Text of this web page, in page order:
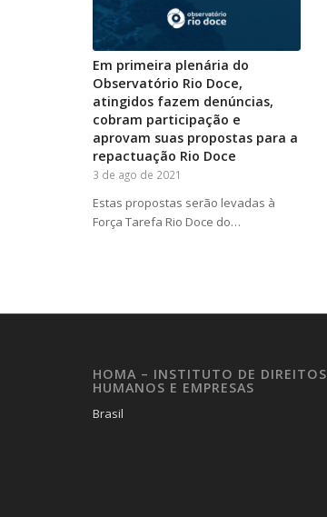
Em primeira plenária do
Observatório Rio Doce,
atingidos fazem denúncias,
cobram participação e
aprovam suas propostas para a
repactuação Rio Doce
3 de ago de 2021
Estas propostas serão levadas à
Força Tarefa Rio Doce do…
HOMA – INSTITUTO DE DIREITOS
HUMANOS E EMPRESAS
Brasil